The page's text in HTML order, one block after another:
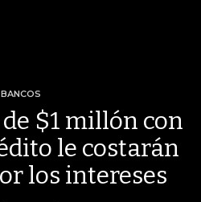
BANCOS
$1 millón con
le costarán
los intereses